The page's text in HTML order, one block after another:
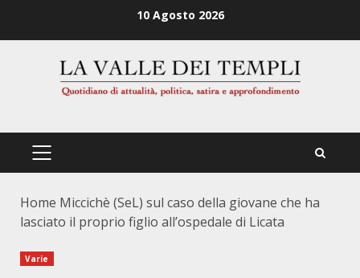
10 Agosto 2026
PRIMÄRES
Home Miccichè (SeL) sul caso della giovane che ha
lasciato il proprio figlio all’ospedale di Licata
Varie